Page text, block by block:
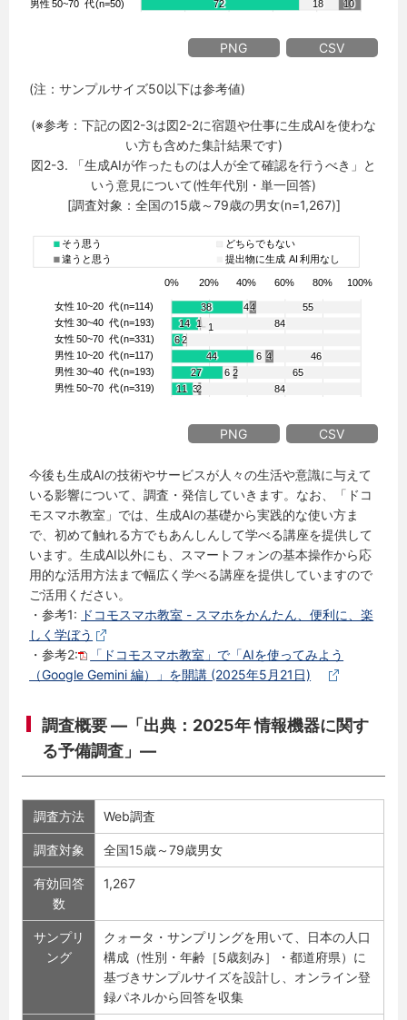
PNG CSV
(注：サンプルサイズ50以下は参考値)
(※参考：下記の図2-3は図2-2に宿題や仕事に生成AIを使わな
い方も含めた集計結果です)
図2-3. 「生成AIが作ったものは人が全て確認を行うべき」と
いう意見について(性年代別・単一回答)
[調査対象：全国の15歳～79歳の男女(n=1,267)]
PNG CSV
今後も生成AIの技術やサービスが人々の生活や意識に与えて
いる影響について、調査・発信していきます。なお、「ドコ
モスマホ教室」では、生成AIの基礎から実践的な使い方ま
で、初めて触れる方でもあんしんして学べる講座を提供して
います。生成AI以外にも、スマートフォンの基本操作から応
用的な活用方法まで幅広く学べる講座を提供していますので
ご活用ください。
・参考1: ドコモスマホ教室 - スマホをかんたん、便利に、楽
しく学ぼう
・参考2:
「ドコモスマホ教室」で「AIを使ってみよう
（Google Gemini 編）」を開講 (2025年5月21日)
調査概要 ―「出典：2025年 情報機器に関す
る予備調査」―
調査方法 Web調査
調査対象 全国15歳～79歳男女
有効回答
数
1,267
サンプリ
ング
クォータ・サンプリングを用いて、日本の人口
構成（性別・年齢［5歳刻み］・都道府県）に
基づきサンプルサイズを設計し、オンライン登
録パネルから回答を収集